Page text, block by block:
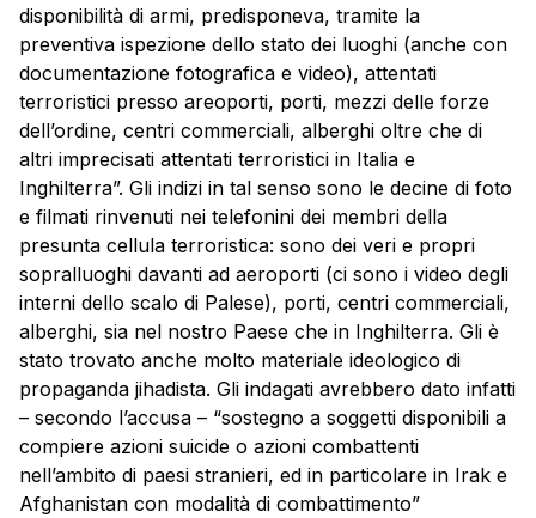
disponibilità di armi, predisponeva, tramite la
preventiva ispezione dello stato dei luoghi (anche con
documentazione fotografica e video), attentati
terroristici presso areoporti, porti, mezzi delle forze
dell’ordine, centri commerciali, alberghi oltre che di
altri imprecisati attentati terroristici in Italia e
Inghilterra”. Gli indizi in tal senso sono le decine di foto
e filmati rinvenuti nei telefonini dei membri della
presunta cellula terroristica: sono dei veri e propri
sopralluoghi davanti ad aeroporti (ci sono i video degli
interni dello scalo di Palese), porti, centri commerciali,
alberghi, sia nel nostro Paese che in Inghilterra. Gli è
stato trovato anche molto materiale ideologico di
propaganda jihadista. Gli indagati avrebbero dato infatti
– secondo l’accusa – “sostegno a soggetti disponibili a
compiere azioni suicide o azioni combattenti
nell’ambito di paesi stranieri, ed in particolare in Irak e
Afghanistan con modalità di combattimento”